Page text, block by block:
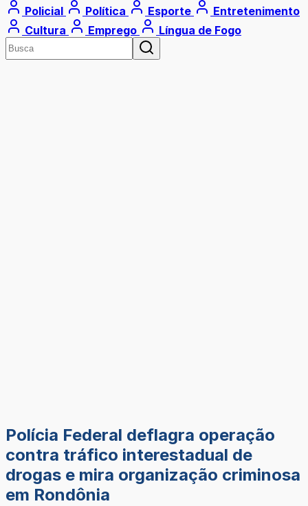
Policial
Política Esporte
Entretenimento
Cultura
Emprego Língua de Fogo
Polícia Federal deflagra operação
contra tráfico interestadual de
drogas e mira organização criminosa
em Rondônia